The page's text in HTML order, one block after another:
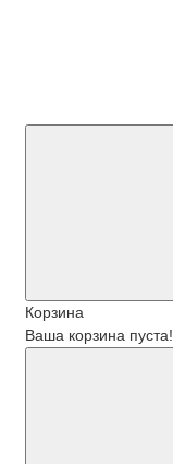
Корзина
Ваша корзина пуста!